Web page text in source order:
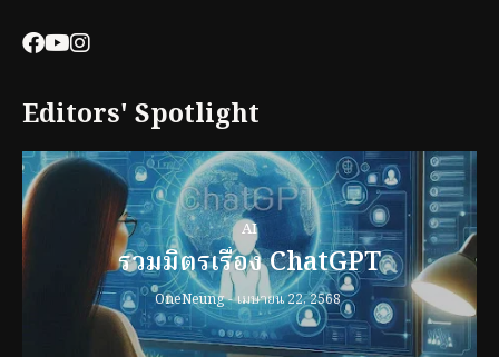
Editors' Spotlight
AI
รวมมิตรเรื่อง ChatGPT
OneNeung - เมษายน 22, 2568